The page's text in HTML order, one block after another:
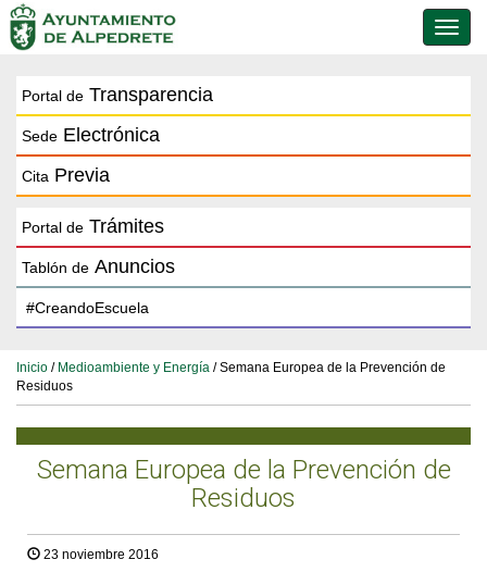
de
Portal de Transparencia
Sede Electrónica
Cita Previa
Portal de Trámites
Tablón de Anuncios
Inicio / Medioambiente y Energía / Semana Europea de la Prevención de
Residuos
Semana Europea de la Prevención de
Residuos
23 noviembre 2016